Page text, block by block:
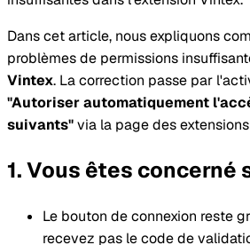
Dans cet article, nous expliquons
problèmes de permissions
Vintex. La correction passe par
"Autoriser automatiquement
suivants"via la page des
Vous êtes concerné
Le bouton de connexion reste
recevez pas le code de